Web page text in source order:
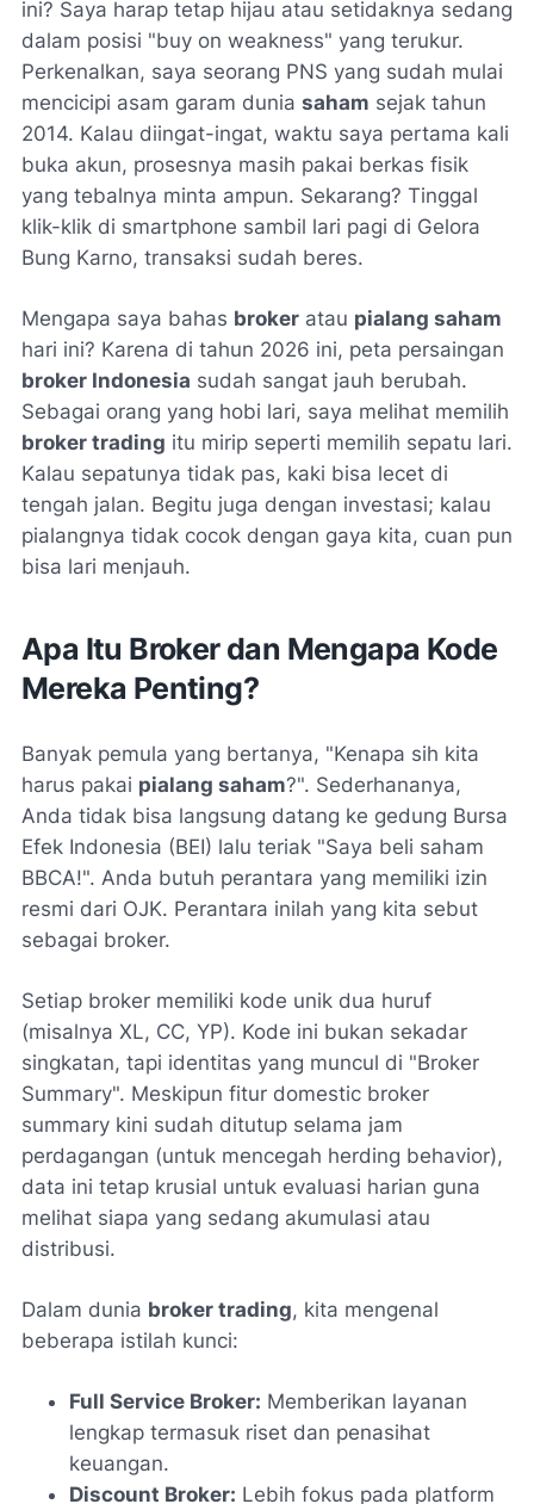
ini? Saya harap tetap hijau atau setidaknya sedang
dalam posisi "buy on weakness" yang terukur.
Perkenalkan, saya seorang PNS yang sudah mulai
mencicipi asam garam dunia saham sejak tahun
2014. Kalau diingat-ingat, waktu saya pertama kali
buka akun, prosesnya masih pakai berkas fisik
yang tebalnya minta ampun. Sekarang? Tinggal
klik-klik di smartphone sambil lari pagi di Gelora
Bung Karno, transaksi sudah beres.
Mengapa saya bahas broker atau pialang saham
hari ini? Karena di tahun 2026 ini, peta persaingan
broker Indonesia sudah sangat jauh berubah.
Sebagai orang yang hobi lari, saya melihat memilih
broker trading itu mirip seperti memilih sepatu lari.
Kalau sepatunya tidak pas, kaki bisa lecet di
tengah jalan. Begitu juga dengan investasi; kalau
pialangnya tidak cocok dengan gaya kita, cuan pun
bisa lari menjauh.
Apa Itu Broker dan Mengapa Kode
Mereka Penting?
Banyak pemula yang bertanya, "Kenapa sih kita
harus pakai pialang saham?". Sederhananya,
Anda tidak bisa langsung datang ke gedung Bursa
Efek Indonesia (BEI) lalu teriak "Saya beli saham
BBCA!". Anda butuh perantara yang memiliki izin
resmi dari OJK. Perantara inilah yang kita sebut
sebagai broker.
Setiap broker memiliki kode unik dua huruf
(misalnya XL, CC, YP). Kode ini bukan sekadar
singkatan, tapi identitas yang muncul di "Broker
Summary". Meskipun fitur domestic broker
summary kini sudah ditutup selama jam
perdagangan (untuk mencegah herding behavior),
data ini tetap krusial untuk evaluasi harian guna
melihat siapa yang sedang akumulasi atau
distribusi.
Dalam dunia broker trading, kita mengenal
beberapa istilah kunci:
Full Service Broker: Memberikan layanan
lengkap termasuk riset dan penasihat
keuangan.
Discount Broker: Lebih fokus pada platform